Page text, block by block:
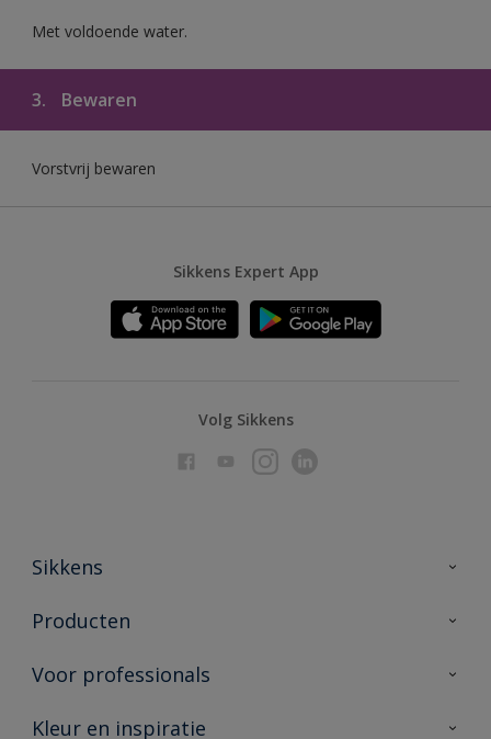
Met voldoende water.
3. Bewaren
Vorstvrij bewaren
Sikkens Expert App
Volg Sikkens
Sikkens
Over Sikkens
Duurzaamheid
Producten
Producten voor binnen
Vind je verkooppunt
Voor professionals
Advies & service
Kleur en inspiratie